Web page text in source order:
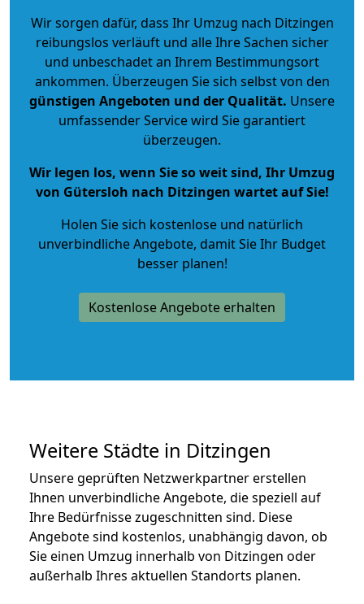
Wir sorgen dafür, dass Ihr Umzug nach Ditzingen
reibungslos verläuft und alle Ihre Sachen sicher
und unbeschadet an Ihrem Bestimmungsort
ankommen. Überzeugen Sie sich selbst von den
günstigen Angeboten und der Qualität. Unsere
umfassender Service wird Sie garantiert
überzeugen.
Wir legen los, wenn Sie so weit sind, Ihr Umzug
von Gütersloh nach Ditzingen wartet auf Sie!
Holen Sie sich kostenlose und natürlich
unverbindliche Angebote, damit Sie Ihr Budget
besser planen!
Kostenlose Angebote erhalten
Weitere Städte in Ditzingen
Unsere geprüften Netzwerkpartner erstellen
Ihnen unverbindliche Angebote, die speziell auf
Ihre Bedürfnisse zugeschnitten sind. Diese
Angebote sind kostenlos, unabhängig davon, ob
Sie einen Umzug innerhalb von Ditzingen oder
außerhalb Ihres aktuellen Standorts planen.